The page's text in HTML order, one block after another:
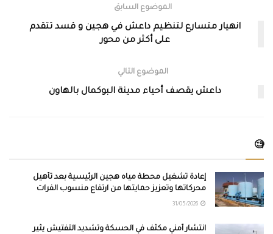
الموضوع السابق
انهيار متسارع لتنظيم داعش في هجين و قسد تتقدم
على أكثر من محور
الموضوع التالي
داعش يقصف أحياء مدينة البوكمال بالهاون
🧐
إعادة تشغيل محطة مياه هجين الرئيسية بعد تأهيل
محركاتها وتعزيز حمايتها من ارتفاع منسوب الفرات
انتشار أمني مكثف في الحسكة وتشديد التفتيش يثير